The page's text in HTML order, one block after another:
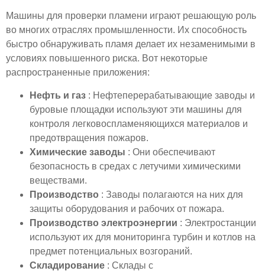
Машины для проверки пламени играют решающую роль
во многих отраслях промышленности. Их способность
быстро обнаруживать пламя делает их незаменимыми в
условиях повышенного риска. Вот некоторые
распространенные приложения:
Нефть и газ : Нефтеперерабатывающие заводы и
буровые площадки используют эти машины для
контроля легковоспламеняющихся материалов и
предотвращения пожаров.
Химические заводы : Они обеспечивают
безопасность в средах с летучими химическими
веществами.
Производство : Заводы полагаются на них для
защиты оборудования и рабочих от пожара.
Производство электроэнергии : Электростанции
используют их для мониторинга турбин и котлов на
предмет потенциальных возгораний.
Складирование : Склады с